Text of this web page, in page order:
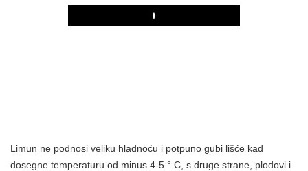
Play
Limun ne podnosi veliku hladnoću i potpuno gubi lišće kad
dosegne temperaturu od minus 4-5 ° C, s druge strane, plodovi i